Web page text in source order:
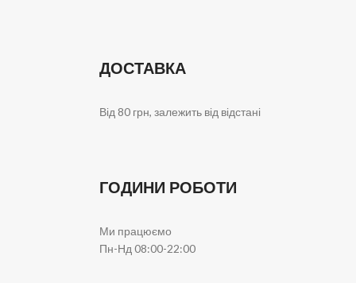
ДОСТАВКА
Від 80 грн, залежить від відстані
ГОДИНИ РОБОТИ
Ми працюємо
Пн-Нд 08:00-22:00